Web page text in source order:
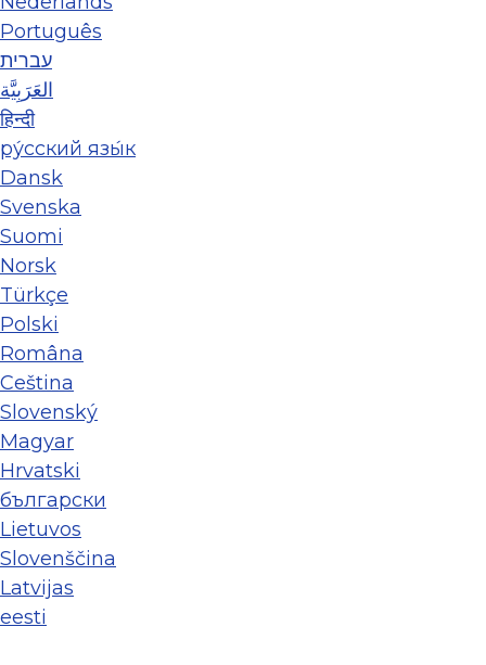
Português
עברית
العَرَبِيَّة
हिन्दी
ру́сский язы́к
Dansk
Svenska
Suomi
Norsk
Türkçe
Polski
Româna
Ceština
Slovenský
Magyar
Hrvatski
български
Lietuvos
Slovenščina
Latvijas
eesti